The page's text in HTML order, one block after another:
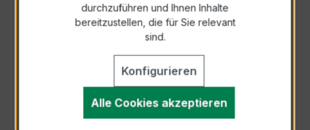
Anfrage telefonisch
Als PDF exportieren
durchzuführen und Ihnen Inhalte
bereitzustellen, die für Sie relevant
sind.
Konfigurieren
Alle Cookies akzeptieren